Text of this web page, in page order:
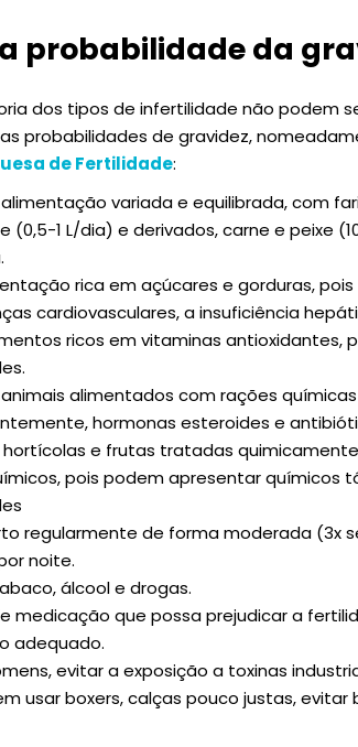
probabilidade da
dos tipos de infertilidade não podem
probabilidades de gravidez,
de Fertilidade:
variada e equilibrada, com
(0,5-1 L/dia) e derivados, carne e peixe
rica em açúcares e gorduras,
cardiovasculares, a insuficiência
ricos em vitaminas antioxidantes,
alimentados com rações
hormonas esteroides e
hortícolas e frutas tratadas
pois podem apresentar químicos
regularmente de forma moderada (3x
noite.
álcool e drogas.
medicação que possa prejudicar a
adequado.
evitar a exposição a toxinas
usar boxers, calças pouco justas, evitar